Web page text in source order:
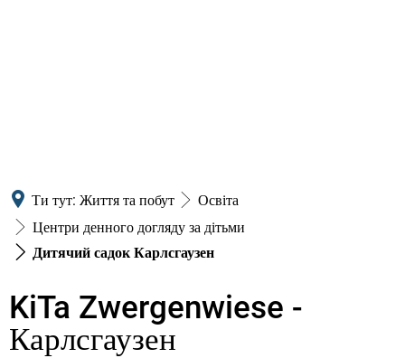
Ти тут: Життя та побут
Освіта
Центри денного догляду за дітьми
Дитячий садок Карлсгаузен
Дитячий
KiTa Zwergenwiese -
Карлсгаузен